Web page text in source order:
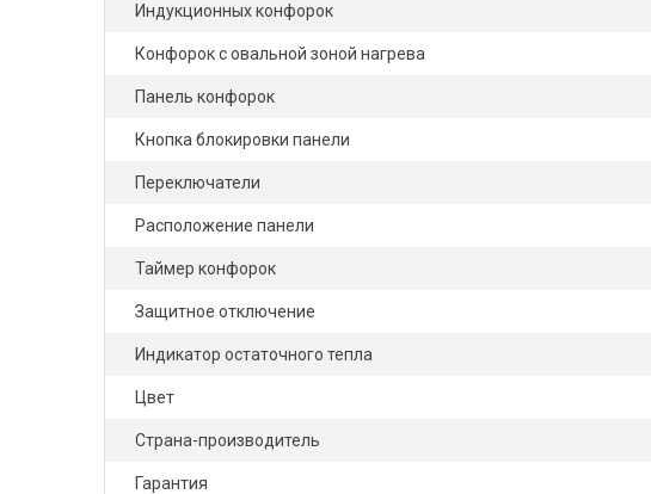
Индукционных конфорок
Конфорок с овальной зоной нагрева
Панель конфорок
Кнопка блокировки панели
Переключатели
Расположение панели
Таймер конфорок
Защитное отключение
Индикатор остаточного тепла
Цвет
Страна-производитель
Гарантия